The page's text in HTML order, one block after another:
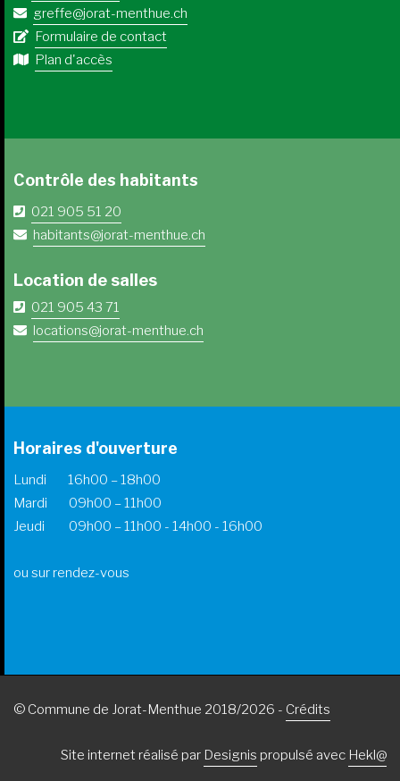
greffe@jorat-menthue.ch
Formulaire de contact
Plan d'accès
Contrôle des habitants
021 905 51 20
habitants@jorat-menthue.ch
Location de salles
021 905 43 71
locations@jorat-menthue.ch
Horaires d'ouverture
Lundi 16h00 – 18h00
Mardi 09h00 – 11h00
Jeudi 09h00 – 11h00 - 14h00 - 16h00
ou sur rendez-vous
© Commune de Jorat-Menthue 2018/2026 - Crédits
Site internet réalisé par Designis propulsé avec Hekl@